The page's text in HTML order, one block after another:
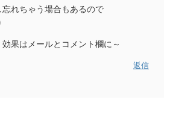
忘れちゃう場合もあるので
効果はメールとコメント欄に～
返信